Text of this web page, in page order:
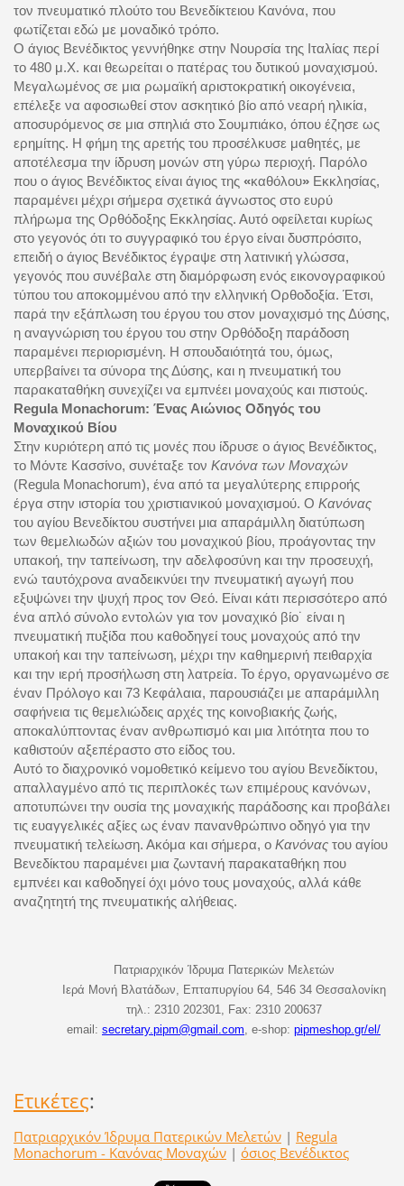
τον πνευματικό πλούτο του Βενεδίκτειου Κανόνα, που
φωτίζεται εδώ με μοναδικό τρόπο.
Ο άγιος Βενέδικτος γεννήθηκε στην Νουρσία της Ιταλίας περί
το 480 μ.Χ. και θεωρείται ο πατέρας του δυτικού μοναχισμού.
Μεγαλωμένος σε μια ρωμαϊκή αριστοκρατική οικογένεια,
επέλεξε να αφοσιωθεί στον ασκητικό βίο από νεαρή ηλικία,
αποσυρόμενος σε μια σπηλιά στο Σουμπιάκο, όπου έζησε ως
ερημίτης. Η φήμη της αρετής του προσέλκυσε μαθητές, με
αποτέλεσμα την ίδρυση μονών στη γύρω περιοχή. Παρόλο
που ο άγιος Βενέδικτος είναι άγιος της «καθόλου»Εκκλησίας,
παραμένει μέχρι σήμερα σχετικά άγνωστος στο ευρύ
πλήρωμα της Ορθόδοξης Εκκλησίας. Αυτό οφείλεται κυρίως
στο γεγονός ότι το συγγραφικό του έργο είναι δυσπρόσιτο,
επειδή ο άγιος Βενέδικτος έγραψε στη λατινική γλώσσα,
γεγονός που συνέβαλε στη διαμόρφωση ενός εικονογραφικού
τύπου του αποκομμένου από την ελληνική Ορθοδοξία. Έτσι,
παρά την εξάπλωση του έργου του στον μοναχισμό της Δύσης,
η αναγνώριση του έργου του στην Ορθόδοξη παράδοση
παραμένει περιορισμένη. Η σπουδαιότητά του, όμως,
υπερβαίνει τα σύνορα της Δύσης, και η πνευματική του
παρακαταθήκη συνεχίζει να εμπνέει μοναχούς και πιστούς.
Regula Monachorum: Ένας Αιώνιος Οδηγός του
Μοναχικού Βίου
Στην κυριότερη από τις μονές που ίδρυσε ο άγιος Βενέδικτος,
το Μόντε Κασσίνο, συνέταξε τον Κανόνα των Μοναχών
(Regula Monachorum), ένα από τα μεγαλύτερης επιρροής
έργα στην ιστορία του χριστιανικού μοναχισμού. Ο Κανόνας
του αγίου Βενεδίκτου συστήνει μια απαράμιλλη διατύπωση
των θεμελιωδών αξιών του μοναχικού βίου, προάγοντας την
υπακοή, την ταπείνωση, την αδελφοσύνη και την προσευχή,
ενώ ταυτόχρονα αναδεικνύει την πνευματική αγωγή που
εξυψώνει την ψυχή προς τον Θεό. Είναι κάτι περισσότερο από
ένα απλό σύνολο εντολών για τον μοναχικό βίο˙ είναι η
πνευματική πυξίδα που καθοδηγεί τους μοναχούς από την
υπακοή και την ταπείνωση, μέχρι την καθημερινή πειθαρχία
και την ιερή προσήλωση στη λατρεία. Το έργο, οργανωμένο σε
έναν Πρόλογο και 73 Κεφάλαια, παρουσιάζει με απαράμιλλη
σαφήνεια τις θεμελιώδεις αρχές της κοινοβιακής ζωής,
αποκαλύπτοντας έναν ανθρωπισμό και μια λιτότητα που το
καθιστούν αξεπέραστο στο είδος του.
Αυτό το διαχρονικό νομοθετικό κείμενο του αγίου Βενεδίκτου,
απαλλαγμένο από τις περιπλοκές των επιμέρους κανόνων,
αποτυπώνει την ουσία της μοναχικής παράδοσης και προβάλει
τις ευαγγελικές αξίες ως έναν πανανθρώπινο οδηγό για την
πνευματική τελείωση. Ακόμα και σήμερα, ο Κανόναςτου αγίου
Βενεδίκτου παραμένει μια ζωντανή παρακαταθήκη που
εμπνέει και καθοδηγεί όχι μόνο τους μοναχούς, αλλά κάθε
αναζητητή της πνευματικής αλήθειας.
Πατριαρχικόν Ίδρυμα Πατερικών Μελετών
Ιερά Μονή Βλατάδων, Επταπυργίου 64, 546 34 Θεσσαλονίκη
τηλ .: 2310 202301, Fax: 2310 200637
email: secretary.pipm@gmail.com , e-shop: pipmeshop.gr/el/
Ετικέτες:
Πατριαρχικόν Ίδρυμα Πατερικών Μελετών | Regula
Monachorum - Κανόνας Μοναχών | όσιος Βενέδικτος